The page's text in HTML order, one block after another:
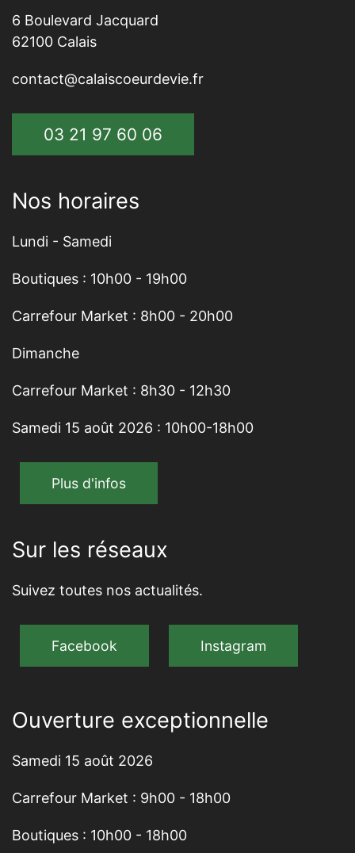
6 Boulevard Jacquard
62100 Calais
contact@calaiscoeurdevie.fr
03 21 97 60 06
Nos horaires
Lundi - Samedi
Boutiques : 10h00 - 19h00
Carrefour Market : 8h00 - 20h00
Dimanche
Carrefour Market : 8h30 - 12h30
Samedi 15 août 2026 : 10h00-18h00
Plus d'infos
Sur les réseaux
Suivez toutes nos actualités.
Facebook Instagram
Ouverture exceptionnelle
Samedi 15 août 2026
Carrefour Market : 9h00 - 18h00
Boutiques : 10h00 - 18h00